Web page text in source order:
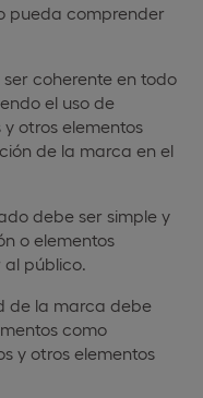
pueda comprender
ser coherente en todo
el uso de
otros elementos
de la marca en el
debe ser simple y
o elementos
público.
de la marca debe
como
y otros elementos